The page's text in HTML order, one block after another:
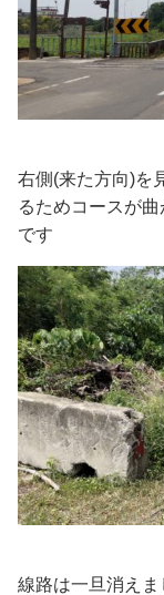
右側(来た方向)を
るためコースが
です
線路は一旦消え